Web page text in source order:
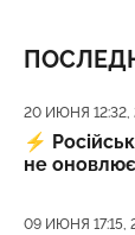
Дата
20 ИЮНЯ 12:32,
⚡️
не
Дата
09 ИЮНЯ 17:15,